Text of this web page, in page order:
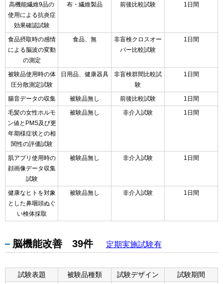
高機能繊維9品の
使用による抗炎症
効果確認試験
布・繊維製品 前後比較試験 1日間
食品摂取時の感情
による脳波の変動
の測定
食品、無
非盲検クロスオー
バー比較試験
1日間
被験品使用時の体
圧分散測定試験
日用品、健康器具
非盲検群間比較試
験
1日間
腸音データの収集 被験品無し 前後比較試験
1日間
毛髪の女性ホルモ
ン値とPMS及び更
年期様症状との相
関性の評価試験
被験品無し 非介入試験 1日間
肌アプリ使用時の
顔画像データ収集
試験
被験品無し 非介入試験 1日間
健康なヒトを対象
とした鼻咽頭ぬぐ
い検体採取
被験品無し 非介入試験 1日間
脳機能改善 39件 定期実施試験有
試験表題 被験品種類 試験デザイン 試験期間